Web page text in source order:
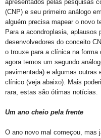
apresentados pelas pesquisas
(CNP) e seu primeiro análogo
alguém precisa mapear o novo
Para a acondroplasia, aplausos
desenvolvedores do conceito
o trouxe para a clínica na
agora temos um segundo
pavimentada) e algumas outras
clínico (veja abaixo). Mais
rara, estas são ótimas notícias.
Um ano cheio pela frente
O ano novo mal começou, mas